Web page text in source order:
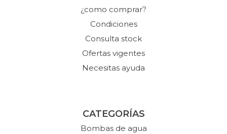
¿como comprar?
Condiciones
Consulta stock
Ofertas vigentes
Necesitas ayuda
CATEGORÍAS
Bombas de agua